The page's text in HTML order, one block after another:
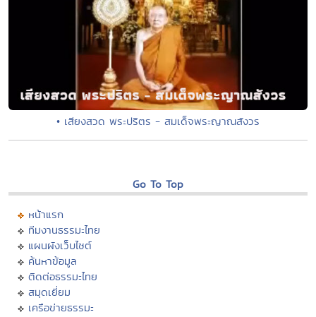
• เสียงสวด พระปริตร - สมเด็จพระญาณสังวร
Go To Top
หน้าแรก
ทีมงานธรรมะไทย
แผนผังเว็บไซต์
ค้นหาข้อมูล
ติดต่อธรรมะไทย
สมุดเยี่ยม
เครือข่ายธรรมะ